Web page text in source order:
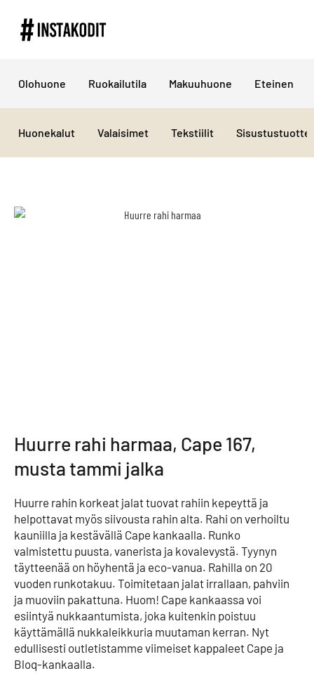
Olohuone Ruokailutila Makuuhuone Eteinen
Huonekalut Valaisimet Tekstiilit
Huurre rahi harmaa, Cape 167,
musta tammi jalka
Huurre rahin korkeat jalat tuovat rahiin kepeyttä ja
helpottavat myös siivousta rahin alta. Rahi on verhoiltu
kauniilla ja kestävällä Cape kankaalla. Runko
valmistettu puusta, vanerista ja kovalevystä. Tyynyn
täytteenää on höyhentä ja eco-vanua. Rahilla on 20
vuoden runkotakuu. Toimitetaan jalat irrallaan, pahviin
ja muoviin pakattuna. Huom! Cape kankaassa voi
esiintyä nukkaantumista, joka kuitenkin poistuu
käyttämällä nukkaleikkuria muutaman kerran. Nyt
edullisesti outletistamme viimeiset kappaleet Cape ja
Bloq-kankaalla.